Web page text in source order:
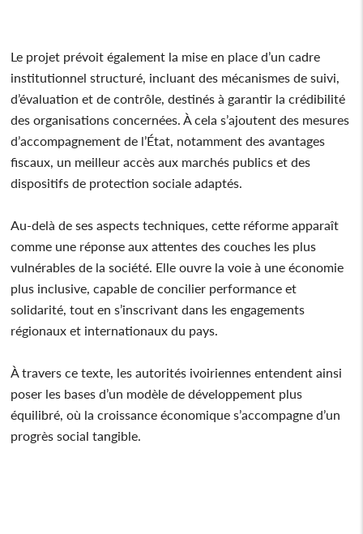
Le projet prévoit également la mise en place d’un cadre
institutionnel structuré, incluant des mécanismes de suivi,
d’évaluation et de contrôle, destinés à garantir la crédibilité
des organisations concernées. À cela s’ajoutent des mesures
d’accompagnement de l’État, notamment des avantages
fiscaux, un meilleur accès aux marchés publics et des
dispositifs de protection sociale adaptés.
Au-delà de ses aspects techniques, cette réforme apparaît
comme une réponse aux attentes des couches les plus
vulnérables de la société. Elle ouvre la voie à une économie
plus inclusive, capable de concilier performance et
solidarité, tout en s’inscrivant dans les engagements
régionaux et internationaux du pays.
À travers ce texte, les autorités ivoiriennes entendent ainsi
poser les bases d’un modèle de développement plus
équilibré, où la croissance économique s’accompagne d’un
progrès social tangible.